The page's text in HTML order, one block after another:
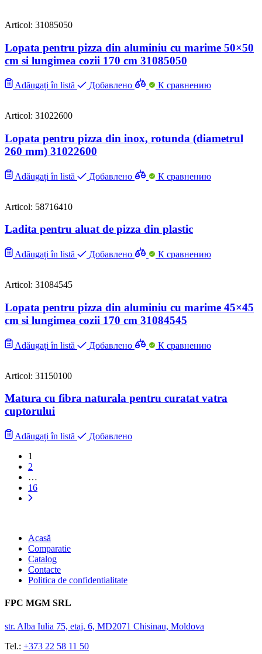
Articol: 31085050
Lopata pentru pizza din aluminiu cu marime 50×50
cm si lungimea cozii 170 cm 31085050
Adăugați în listă Добавлено К сравнению
Articol: 31022600
Lopata pentru pizza din inox, rotunda (diametrul
260 mm) 31022600
Adăugați în listă Добавлено К сравнению
Articol: 58716410
Ladita pentru aluat de pizza din plastic
Adăugați în listă Добавлено К сравнению
Articol: 31084545
Lopata pentru pizza din aluminiu cu marime 45×45
cm si lungimea cozii 170 cm 31084545
Adăugați în listă Добавлено К сравнению
Articol: 31150100
Matura cu fibra naturala pentru curatat vatra
cuptorului
Adăugați în listă
Добавлено
1
2
…
16
Acasă
Comparatie
Catalog
Contacte
Politica de confidentialitate
FPC MGM SRL
str. Alba Iulia 75, etaj. 6, MD2071 Chisinau, Moldova
Tel.: +373 22 58 11 50